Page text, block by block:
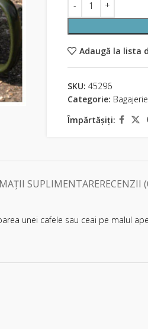
Adaugă la lista
SKU: 45296
Categorie: Bagajerie
Împărtășiți:
SUPLIMENTARERECENZII
unei cafele sau ceai pe malul